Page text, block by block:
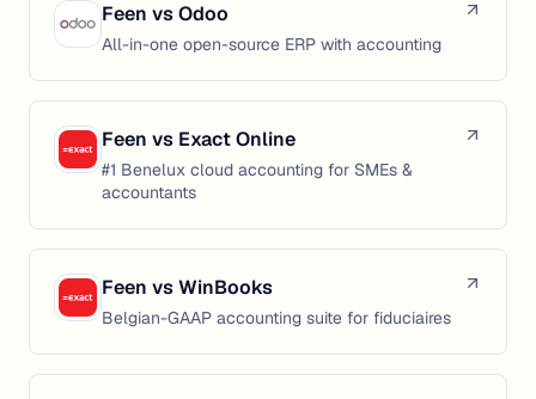
Feen vsOdoo
All-in-one open-source ERP with accounting
Feen vs Exact Online
#1 Benelux cloud accounting for SMEs &
accountants
Feen vsWinBooks
Belgian-GAAP accounting suite for fiduciaires